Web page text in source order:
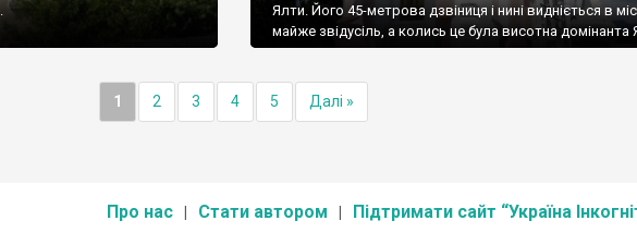
Ялти. Його 45-метрова дзвіниця і нині видніється в
майже звідусіль, а колись це була висотна домінанта
1 2 3 4 5 Далі »
Про нас Стати автором Підтримати сайт “Україна